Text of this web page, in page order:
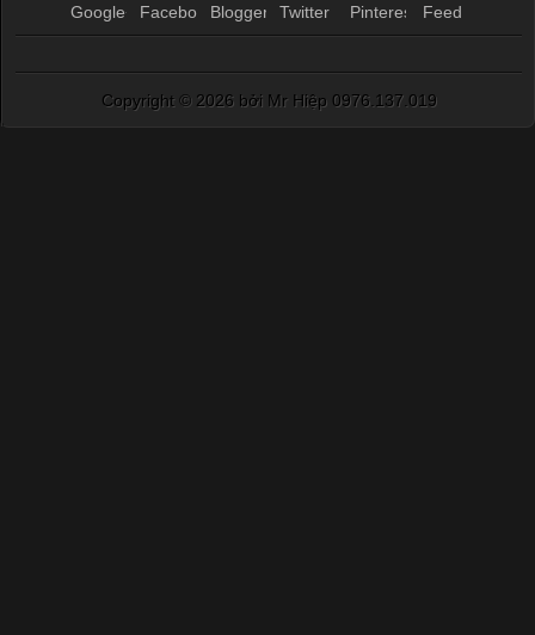
Copyright © 2026 bởi Mr Hiệp 0976.137.019